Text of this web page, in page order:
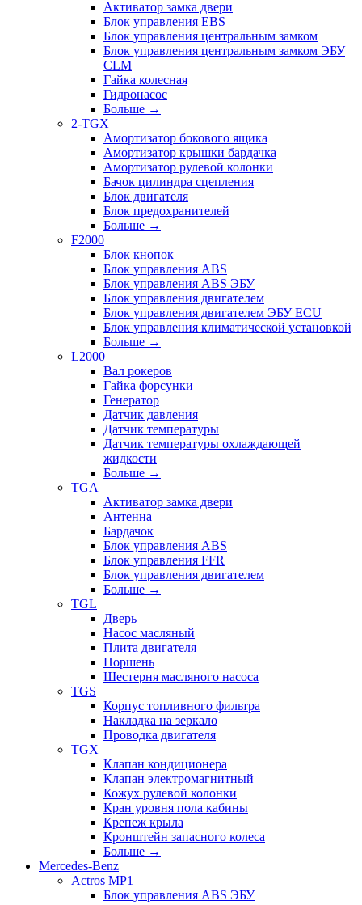
Активатор замка двери
Блок управления EBS
Блок управления центральным замком
Блок управления центральным замком ЭБУ
CLM
Гайка колесная
Гидронасос
Больше →
2-TGX
Амортизатор бокового ящика
Амортизатор крышки бардачка
Амортизатор рулевой колонки
Бачок цилиндра сцепления
Блок двигателя
Блок предохранителей
Больше →
F2000
Блок кнопок
Блок управления ABS
Блок управления ABS ЭБУ
Блок управления двигателем
Блок управления двигателем ЭБУ ECU
Блок управления климатической установкой
Больше →
L2000
Вал рокеров
Гайка форсунки
Генератор
Датчик давления
Датчик температуры
Датчик температуры охлаждающей
жидкости
Больше →
TGA
Активатор замка двери
Антенна
Бардачок
Блок управления ABS
Блок управления FFR
Блок управления двигателем
Больше →
TGL
Дверь
Насос масляный
Плита двигателя
Поршень
Шестерня масляного насоса
TGS
Корпус топливного фильтра
Накладка на зеркало
Проводка двигателя
TGX
Клапан кондиционера
Клапан электромагнитный
Кожух рулевой колонки
Кран уровня пола кабины
Крепеж крыла
Кронштейн запасного колеса
Больше →
Mercedes-Benz
Actros MP1
Блок управления ABS ЭБУ